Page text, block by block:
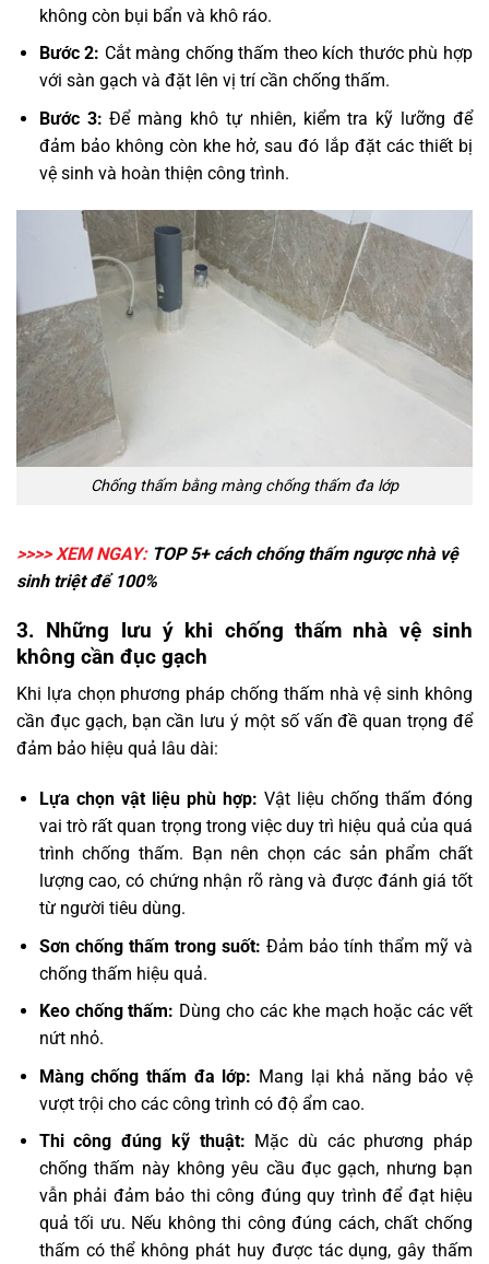
không còn bụi bẩn và khô ráo.
Bước 2: Cắt màng chống thấm theo kích thước phù hợp
với sàn gạch và đặt lên vị trí cần chống thấm.
Bước 3: Để màng khô tự nhiên, kiểm tra kỹ lưỡng để
đảm bảo không còn khe hở, sau đó lắp đặt các thiết bị
vệ sinh và hoàn thiện công trình.
Chống thấm bằng màng chống thấm đa lớp
>>>> XEM NGAY:TOP 5+ cách chống thấm ngược nhà vệ
sinhtriệt để 100%
3. Những lưu ý khi chống thấm nhà vệ sinh
không cần đục gạch
Khi lựa chọn phương pháp chống thấm nhà vệ sinh không
cần đục gạch, bạn cần lưu ý một số vấn đề quan trọng để
đảm bảo hiệu quả lâu dài:
Lựa chọn vật liệu phù hợp: Vật liệu chống thấm đóng
vai trò rất quan trọng trong việc duy trì hiệu quả của quá
trình chống thấm. Bạn nên chọn các sản phẩm chất
lượng cao, có chứng nhận rõ ràng và được đánh giá tốt
từ người tiêu dùng.
Sơn chống thấm trong suốt: Đảm bảo tính thẩm mỹ và
chống thấm hiệu quả.
Keo chống thấm: Dùng cho các khe mạch hoặc các vết
nứt nhỏ.
Màng chống thấm đa lớp: Mang lại khả năng bảo vệ
vượt trội cho các công trình có độ ẩm cao.
Thi công đúng kỹ thuật: Mặc dù các phương pháp
chống thấm này không yêu cầu đục gạch, nhưng bạn
vẫn phải đảm bảo thi công đúng quy trình để đạt hiệu
quả tối ưu. Nếu không thi công đúng cách, chất chống
thấm có thể không phát huy được tác dụng, gây thấm